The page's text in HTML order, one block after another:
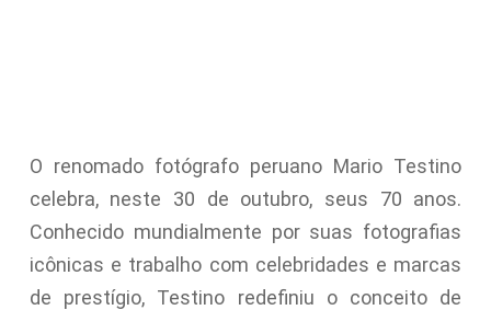
O renomado fotógrafo peruano Mario Testino
celebra, neste 30 de outubro, seus 70 anos.
Conhecido mundialmente por suas fotografias
icônicas e trabalho com celebridades e marcas
de prestígio, Testino redefiniu o conceito de